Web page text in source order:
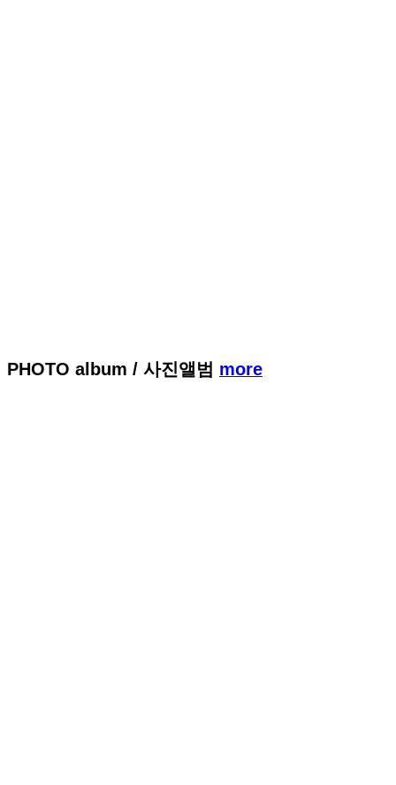
PHOTO album / 사진앨범 more